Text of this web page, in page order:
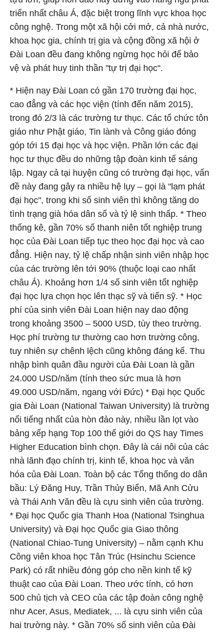
triển nhất châu Á, đặc biệt trong lĩnh vực khoa học
công nghệ. Trong một xã hội cởi mở, cả nhà nước,
khoa học gia, chính trị gia và cộng đồng xã hội ở
Đài Loan đều đang không ngừng học hỏi để bảo
vệ và phát huy tinh thần "tự trị đại học".
* Hiện nay Đài Loan có gần 170 trường đại học,
cao đẳng và các học viện (tính đến năm 2015),
trong đó 2/3 là các trường tư thục. Các tổ chức tôn
giáo như Phật giáo, Tin lành và Công giáo đóng
góp tới 15 đại học và học viện. Phần lớn các đại
học tư thục đều do những tập đoàn kinh tế sáng
lập. Ngay cả tại huyện cũng có trường đại học, vấn
đề này đang gây ra nhiều hệ lụy – gọi là "lạm phát
đại học", trong khi số sinh viên thì không tăng do
tình trạng già hóa dân số và tỷ lệ sinh thấp. * Theo
thống kê, gần 70% số thanh niên tốt nghiệp trung
học của Đài Loan tiếp tục theo học đại học và cao
đẳng. Hiện nay, tỷ lệ chấp nhận sinh viên nhập học
của các trường lên tới 90% (thuộc loại cao nhất
châu Á). Khoảng hơn 1/4 số sinh viên tốt nghiệp
đại học lựa chọn học lên thạc sỹ và tiến sỹ. * Học
phí của sinh viên Đài Loan hiện nay dao động
trong khoảng 3500 – 5000 USD, tùy theo trường.
Học phí trường tư thường cao hơn trường công,
tuy nhiên sự chênh lệch cũng không đáng kể. Thu
nhập bình quân đầu người của Đài Loan là gần
24.000 USD/năm (tính theo sức mua là hơn
49.000 USD/năm, ngang với Đức) * Đại học Quốc
gia Đài Loan (National Taiwan University) là trường
nổi tiếng nhất của hòn đảo này, nhiều lần lọt vào
bảng xếp hạng Top 100 thế giới do QS hay Times
Higher Education bình chọn. Đây là cái nôi của các
nhà lãnh đạo chính trị, kinh tế, khoa học và văn
hóa của Đài Loan. Toàn bộ các Tổng thống do dân
bầu: Lý Đăng Huy, Trần Thủy Biển, Mã Anh Cửu
và Thái Anh Văn đều là cựu sinh viên của trường.
* Đại học Quốc gia Thanh Hoa (National Tsinghua
University) và Đại học Quốc gia Giao thông
(National Chiao-Tung University) – nằm cạnh Khu
Công viên khoa học Tân Trúc (Hsinchu Science
Park) có rất nhiều đóng góp cho nền kinh tế kỹ
thuật cao của Đài Loan. Theo ước tính, có hơn
500 chủ tịch và CEO của các tập đoàn công nghệ
như Acer, Asus, Mediatek, ... là cựu sinh viên của
hai trường này. * Gần 70% số sinh viên của Đài